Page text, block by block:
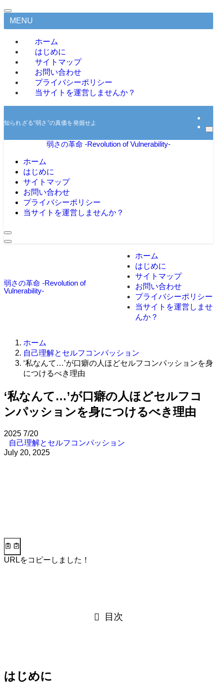
MENU
ホーム
はじめに
サイトマップ
お問い合わせ
プライバシーポリシー
当サイトを運営しませんか？
知られざる“弱さ”の真価を発掘せよ
弱さの革命 -Revolution of Vulnerability-
ホーム
はじめに
サイトマップ
お問い合わせ
プライバシーポリシー
当サイトを運営しませんか？
弱さの革命 -Revolution of
Vulnerability-
ホーム
はじめに
サイトマップ
お問い合わせ
プライバシーポリシー
当サイトを運営しませ
んか？
ホーム
自己理解とセルフコンパッション
‘私なんて…’が口癖の人ほどセルフコンパッションを身
につけるべき理由
‘私なんて…’が口癖の人ほどセルフコ
ンパッションを身につけるべき理由
2025 7/20
自己理解とセルフコンパッション
July 20, 2025
URLをコピーしました！
目次
はじめに